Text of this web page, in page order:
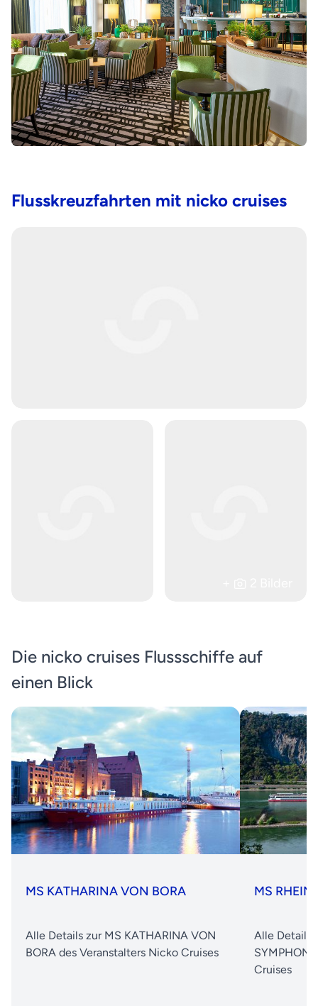
Flusskreuzfahrten mit nicko cruises
Die nicko cruises Flussschiffe auf
einen Blick
MS KATHARINA VON BORA
Alle Details zur MS KATHARINA VON
BORA des Veranstalters Nicko Cruises
MS RHEIN
Alle Details
Cruises